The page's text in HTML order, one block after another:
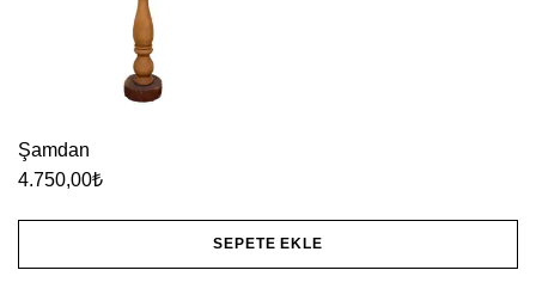
Şamdan
4.750,00₺
SEPETE EKLE